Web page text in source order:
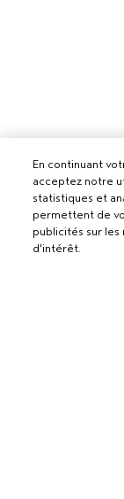
Pour les
En continuant
acceptez notre
statistiques et
permettent de
publicités sur les
d'intérêt.